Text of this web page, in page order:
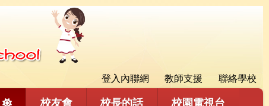
登入內聯網 教師支援 聯絡學校
校友會 校長的話 校園電視台